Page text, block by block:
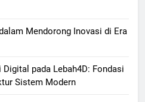
Mendorong Inovasi di Era
pada Lebah4D: Fondasi
Sistem Modern